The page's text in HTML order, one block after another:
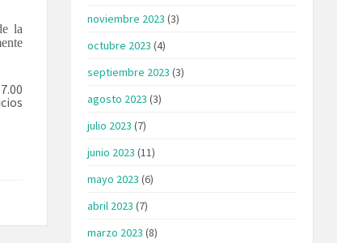
la
noviembre 2023 (3)
octubre 2023 (4)
septiembre 2023 (3)
agosto 2023 (3)
julio 2023 (7)
junio 2023 (11)
mayo 2023 (6)
abril 2023 (7)
marzo 2023 (8)